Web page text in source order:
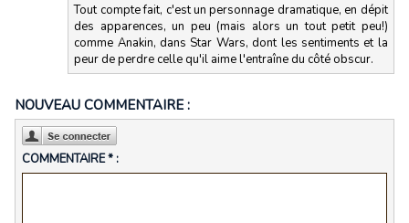
Tout compte fait, c'est un personnage dramatique, en dépit
des apparences, un peu (mais alors un tout petit peu!)
comme Anakin, dans Star Wars, dont les sentiments et la
peur de perdre celle qu'il aime l'entraîne du côté obscur.
NOUVEAU COMMENTAIRE :
COMMENTAIRE * :